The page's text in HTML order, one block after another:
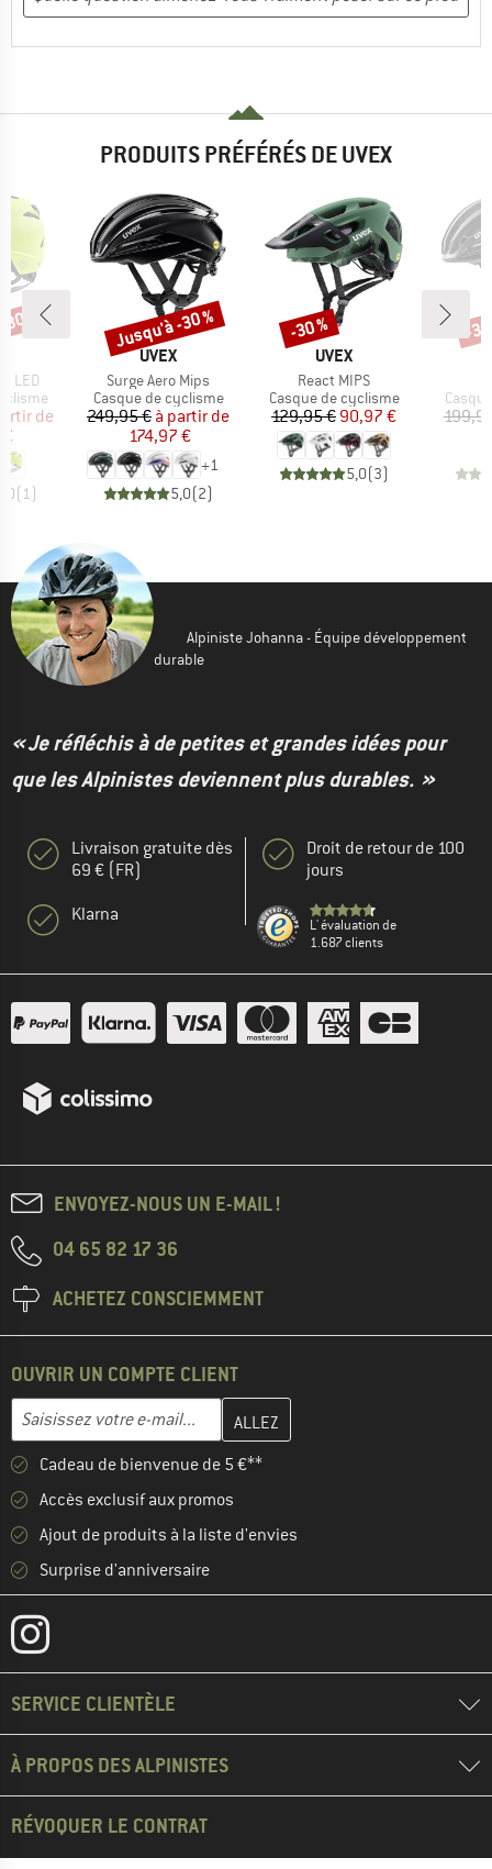
PRODUITS PRÉFÉRÉS DE UVEX
LED
réduit
de
(1)
%
MARQUE
UVEX
Article
Surge Aero Mips
Product group
Casque de cyclisme
Prix
249,95 € Prix réduit
à partir de
174,97 €
+1
5,0(2)
Remise
Jusqu'à -30 %
MARQUE
UVEX
Article
React MIPS
Product group
Casque de cyclisme
Prix
129,95 €Prix réduit
90,97 €
5,0(3)
Remise
-30 % -
Alpiniste Johanna - Équipe développement
durable
« Je réfléchis à de petites et grandes idées pour
que les Alpinistes deviennent plus durables. »
Livraison gratuite dès
69 € (FR)
Klarna
Droit de retour de 100
jours
L' évaluation de
1.687 clients
ENVOYEZ-NOUS UN E-MAIL !
04 65 82 17 36
ACHETEZ CONSCIEMMENT
OUVRIR UN COMPTE CLIENT
Adresse e-mail
Entrez votre adresse e-mail ici et créez votre compte client à la
Cadeau de bienvenue de 5 €**
Accès exclusif aux promos
Ajout de produits à la liste d'envies
Surprise d'anniversaire
SERVICE CLIENTÈLE
À PROPOS DES ALPINISTES
RÉVOQUER LE CONTRAT